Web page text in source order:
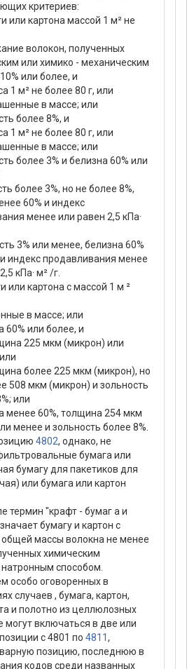
критериев:
или картона массой 1 м² не
волокон, полученных
или химико - механическим
или более, и
1 м² не более 80 г, или
в массе; или
более 8%, и
1 м² не более 80 г, или
в массе; или
более 3% и белизна 60% или
более 3%, но не более 8%,
60% и индекс
менее или равен 2,5 кПа·
3% или менее, белизна 60%
индекс продавливания менее
кПа· м² /г.
или картона с массой 1 м ²
в массе; или
60% или более, и
225 мкм (микрон) или
более 225 мкм (микрон), но
508 мкм (микрон) и зольность
или
менее 60%, толщина 254 мкм
менее и зольность более 8%.
4802, однако, не
бумага или
бумагу для пакетиков для
или бумага или картон
термин "крафт - бумаг а и
бумагу и картон с
массы волокна не менее
химическим
способом.
особо оговоренных в
случаев , бумага, картон,
и полотно из целлюлозных
могут включаться в две или
с 4801 по 4811,
позицию, последнюю в
кодов среди названных